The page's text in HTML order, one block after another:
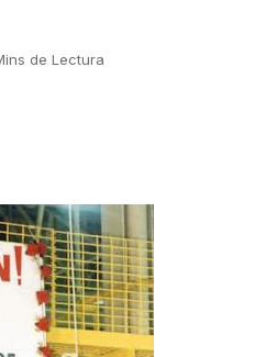
de Lectura